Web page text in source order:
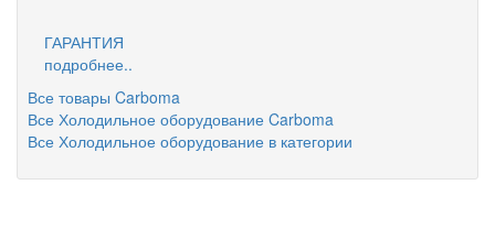
ГАРАНТИЯ
подробнее..
Все товары Carboma
Все Холодильное оборудование Carboma
Все Холодильное оборудование в категории